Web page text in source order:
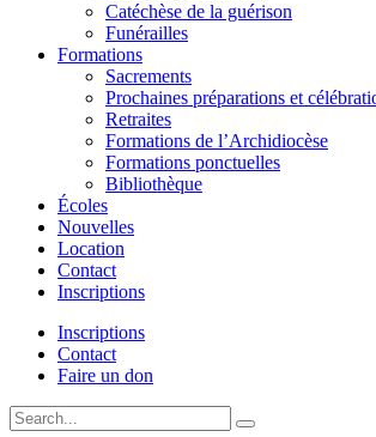
Catéchèse de la guérison
Funérailles
Formations
Sacrements
Prochaines préparations et
Retraites
Formations de l’Archidiocèse
Formations ponctuelles
Bibliothèque
Écoles
Nouvelles
Location
Contact
Inscriptions
Inscriptions
Contact
Faire un don